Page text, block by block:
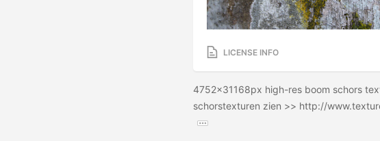
LICENSE INFO
4752x31168px high-res boom schors
schorstexturen zien >> http://